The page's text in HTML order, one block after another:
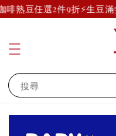
熟豆任選2件9折⚡生豆滿
搜尋